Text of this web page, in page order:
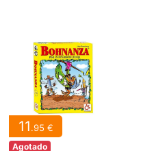
11.95 €
Agotado